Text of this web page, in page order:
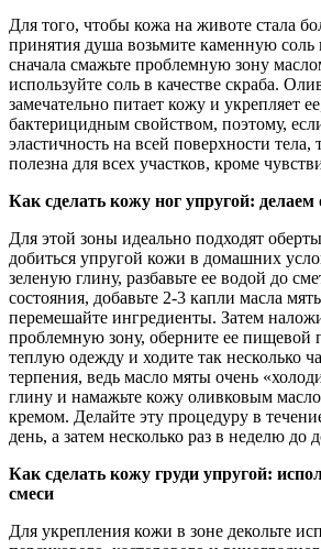
Для того, чтобы кожа на животе стала
принятия душа возьмите каменную соль
сначала смажьте проблемную зону
используйте соль в качестве скраба.
замечательно питает кожу и укрепляет
бактерицидным свойством, поэтому,
эластичность на всей поверхности тела,
полезна для всех участков, кроме
Как сделать кожу ног упругой:
Для этой зоны идеально подходят
добиться упругой кожи в домашних
зеленую глину, разбавьте ее водой до
состояния, добавьте 2-3 капли масла
перемешайте ингредиенты. Затем
проблемную зону, оберните ее пищевой
теплую одежду и ходите так несколько
терпения, ведь масло мяты очень
глину и намажьте кожу оливковым
кремом. Делайте эту процедуру в
день, а затем несколько раз в неделю до
Как сделать кожу груди упругой:
смеси
Для укрепления кожи в зоне декольте